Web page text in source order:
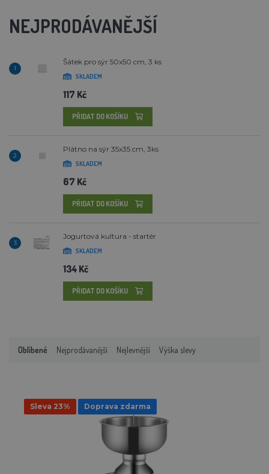
NEJPRODÁVANĚJŠÍ
1
Šátek pro sýr 50x50 cm, 3 ks
SKLADEM
117 Kč
PŘIDAT DO KOŠÍKU
2
Plátno na sýr 35x35 cm, 3ks
SKLADEM
67 Kč
PŘIDAT DO KOŠÍKU
3
Jogurtová kultura - startér
SKLADEM
134 Kč
PŘIDAT DO KOŠÍKU
Oblíbené Nejprodávanější Nejlevnější Výška slevy
Sleva 23% Doprava zdarma